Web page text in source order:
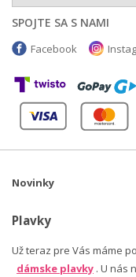
SPOJTE SA S NAMI
Facebook
Novinky
Plavky
Už teraz pre Vás máme
dámske plavky . U nás